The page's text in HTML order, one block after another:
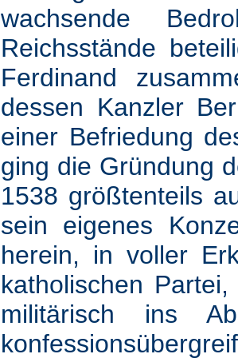
wachsende
Reichsstände
Ferdinand
dessen Kanzler
einer Befriedung
ging die Gründung
1538 größtenteils
sein eigenes
herein, in voller
katholischen
militärisch ins